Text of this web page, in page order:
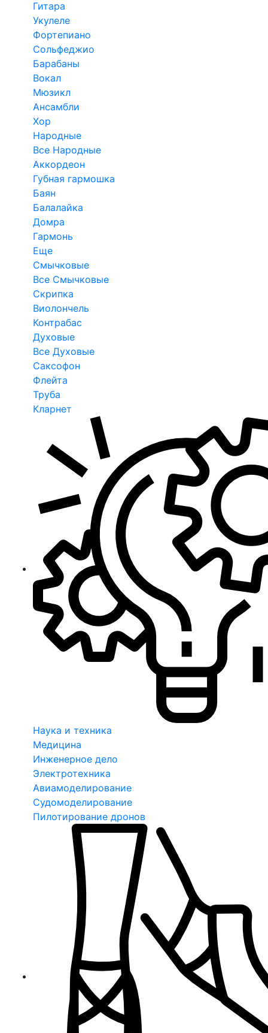
Гитара
Укулеле
Фортепиано
Сольфеджио
Барабаны
Вокал
Мюзикл
Ансамбли
Хор
Народные
Все Народные
Аккордеон
Губная гармошка
Баян
Балалайка
Домра
Гармонь
Еще
Смычковые
Все Смычковые
Скрипка
Виолончель
Контрабас
Духовые
Все Духовые
Саксофон
Флейта
Труба
Кларнет
Наука и техника
Медицина
Инженерное дело
Электротехника
Авиамоделирование
Судомоделирование
Пилотирование дронов